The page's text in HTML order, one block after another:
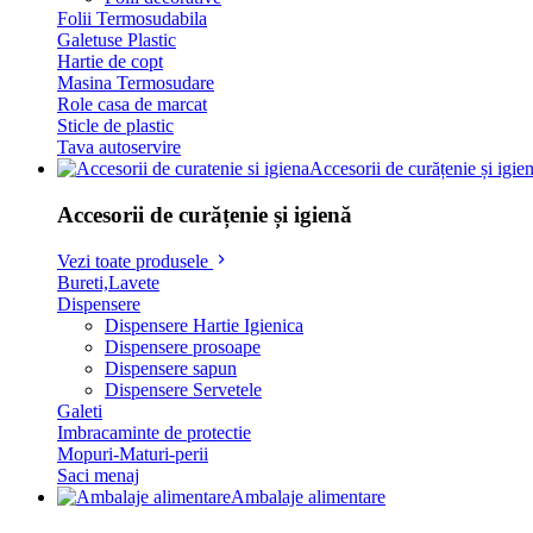
Folii Termosudabila
Galetuse Plastic
Hartie de copt
Masina Termosudare
Role casa de marcat
Sticle de plastic
Tava autoservire
Accesorii de curățenie și
Accesorii de curățenie și igienă
Vezi toate produsele
Bureti,Lavete
Dispensere
Dispensere Hartie Igienica
Dispensere prosoape
Dispensere sapun
Dispensere Servetele
Galeti
Imbracaminte de protectie
Mopuri-Maturi-perii
Saci menaj
Ambalaje alimentare